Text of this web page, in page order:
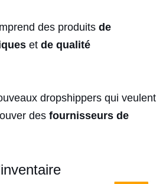
des produits de
et de qualité
dropshippers qui veulent
des fournisseurs de